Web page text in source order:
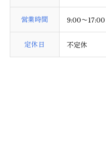
営業時間 9:00〜17:00
定休日 不定休